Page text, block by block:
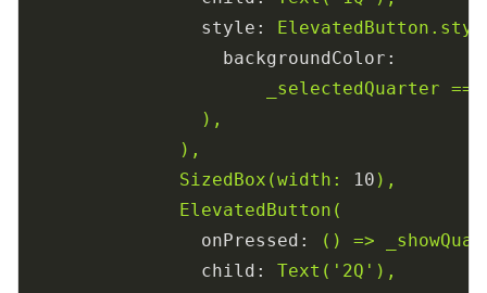
style:
backgroundColor:
_selectedQuarter ==
),
),
SizedBox(width:
10 ),
ElevatedButton(
onPressed:
() =>
child:
Text('2Q'),